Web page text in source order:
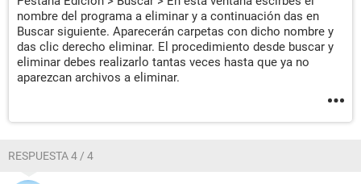
nombre del programa a eliminar y a continuación das en
Buscar siguiente. Aparecerán carpetas con dicho nombre y
das clic derecho eliminar. El procedimiento desde buscar y
eliminar debes realizarlo tantas veces hasta que ya no
aparezcan archivos a eliminar.
RESPUESTA 4 / 4